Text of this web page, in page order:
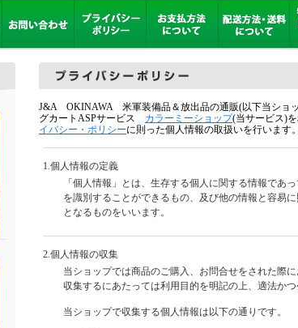
J&A OKINAWA 米軍装備品＆放出品の通販(以下当ショッ
グカートASPサービス カラーミーショップ(当サービス)
イバシー・ポリシーに則った個人情報の取扱いを行います。
1.個人情報の定義
「個人情報」とは、生存する個人に関する情報であ
を識別することができるもの、及び他の情報と容易
となるものをいいます。
2.個人情報の収集
当ショップでは商品のご購入、お問合せをされた際
収集するにあたっては利用目的を明記の上、適法かつ
当ショップで収集する個人情報は以下の通りです。